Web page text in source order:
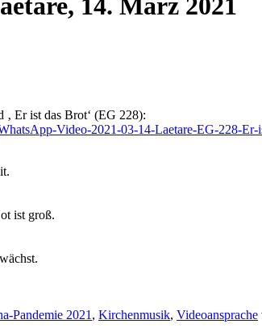
14. März 2021
Er ist das Brot‘ (EG 228):
Video-2021-03-14-Laetare-EG-228-Er-
ist groß.
Pandemie 2021 , Kirchenmusik, Videoansprache